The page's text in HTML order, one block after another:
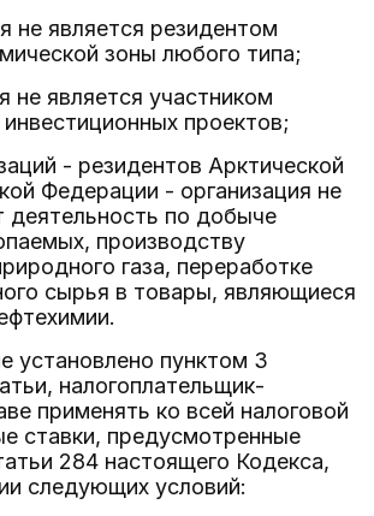
не является резидентом
зоны любого типа;
не является участником
проектов;
- резидентов Арктической
Федерации - организация не
деятельность по добыче
производству
газа, переработке
сырья в товары, являющиеся
установлено пунктом 3
налогоплательщик-
применять ко всей налоговой
ставки, предусмотренные
284 настоящего Кодекса,
следующих условий: